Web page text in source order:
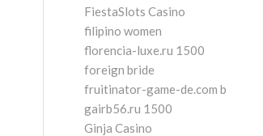
FiestaSlots Casino
filipino women
florencia-luxe.ru 1500
foreign bride
fruitinator-game-de.com b
gairb56.ru 1500
Ginja Casino